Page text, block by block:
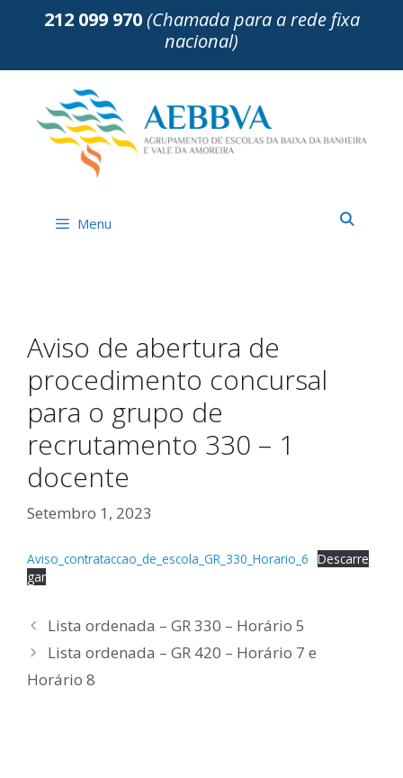
212 099 970(Chamada para a rede fixa
nacional)
Menu
Aviso de abertura de
procedimento concursal
para o grupo de
recrutamento 330 – 1
docente
Setembro 1, 2023
Aviso_contrataccao_de_escola_GR_330_Horario_6 Descarre
gar
Lista ordenada – GR 330 – Horário 5
Lista ordenada – GR 420 – Horário 7 e
Horário 8